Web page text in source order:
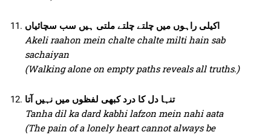
اکیلی راہوں میں چلتے چلتے ملتی ہیں سب سچائیاں
Akeli raahon mein chalte chalte milti hain sab
sachaiyan
(Walking alone on empty paths reveals all truths.)
تنہا دل کا درد کبھی لفظوں میں نہیں آتا
Tanha dil ka dard kabhi lafzon mein nahi aata
(The pain of a lonely heart cannot always be